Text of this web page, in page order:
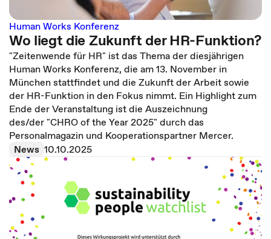
Human Works Konferenz
Wo liegt die Zukunft der HR-Funktion?
"Zeitenwende für HR" ist das Thema der diesjährigen
Human Works Konferenz, die am 13. November in
München stattfindet und die Zukunft der Arbeit sowie
der HR-Funktion in den Fokus nimmt. Ein Highlight zum
Ende der Veranstaltung ist die Auszeichnung
des/der "CHRO of the Year 2025" durch das
Personalmagazin und Kooperationspartner Mercer.
News 10.10.2025